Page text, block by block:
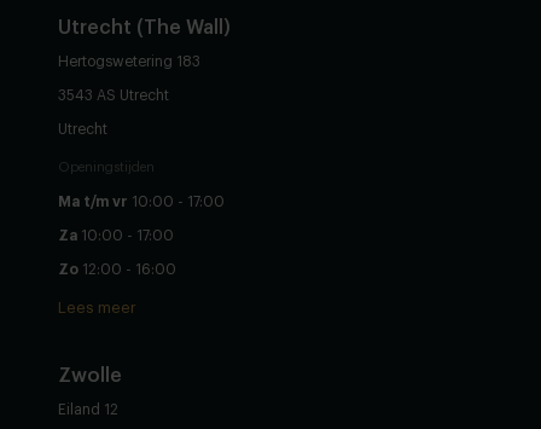
Utrecht (The Wall)
Hertogswetering 183
3543 AS Utrecht
Utrecht
Openingstijden
Ma t/m vr 10:00 - 17:00
Za 10:00 - 17:00
Zo 12:00 - 16:00
Lees meer
Zwolle
Eiland 12